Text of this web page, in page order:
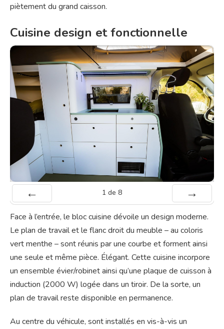
piètement du grand caisson.
Cuisine design et fonctionnelle
1 de 8
Face à l’entrée, le bloc cuisine dévoile un design moderne.
Le plan de travail et le flanc droit du meuble – au coloris
vert menthe – sont réunis par une courbe et forment ainsi
une seule et même pièce. Élégant. Cette cuisine incorpore
un ensemble évier/robinet ainsi qu’une plaque de cuisson à
induction (2000 W) logée dans un tiroir. De la sorte, un
plan de travail reste disponible en permanence.
Au centre du véhicule, sont installés en vis-à-vis un